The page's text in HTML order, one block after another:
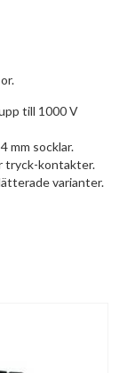
till 1000 V
mm socklar.
tryck-kontakter.
varianter.